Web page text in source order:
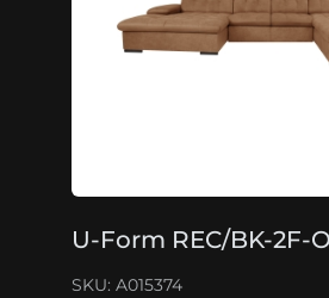
U-Form REC/BK-2F-
SKU: A015374